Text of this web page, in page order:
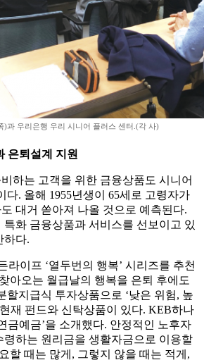
과 우리은행 우리 시니어 플러스 센터.(각 사)
은퇴설계 지원
하는 고객을 위한 금융상품도 시니어
다. 올해 1955년생이 65세로 고령자가
대거 쏟아져 나올 것으로 예측된다.
화 금융상품과 서비스를 선보이고 있
하다.
이프 ‘열두번의 행복’ 시리즈를 추천
아오는 월급날의 행복을 은퇴 후에도
할지급식 투자상품으로 ‘낮은 위험, 높
재 펀드와 신탁상품이 있다. KEB하나
금예금’을 소개했다. 안정적인 노후자
령하는 원리금을 생활자금으로 이용할
할 때는 많게, 그렇지 않을 때는 적게,